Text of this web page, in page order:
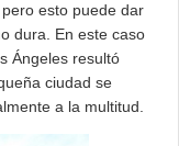
esto puede dar
dura. En este caso
Ángeles resultó
ciudad se
a la multitud.